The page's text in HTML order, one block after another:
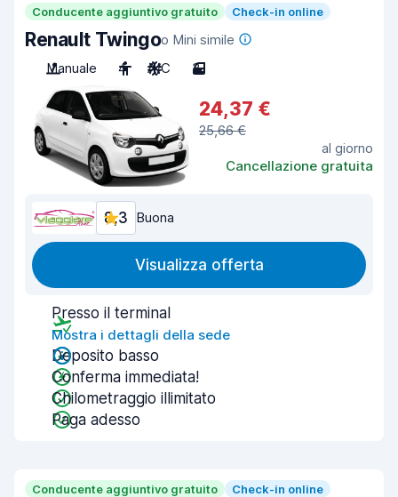
Conducente aggiuntivo gratuito Check-in online
Renault Twingoo Mini simile
Manuale
4 A/C 3
24,37 €
25,66 €
al giorno
Cancellazione gratuita
8,3 Buona
Visualizza offerta
Presso il terminal
Mostra i dettagli della sede
Deposito basso
Conferma immediata!
Chilometraggio illimitato
Paga adesso
Conducente aggiuntivo gratuito Check-in online